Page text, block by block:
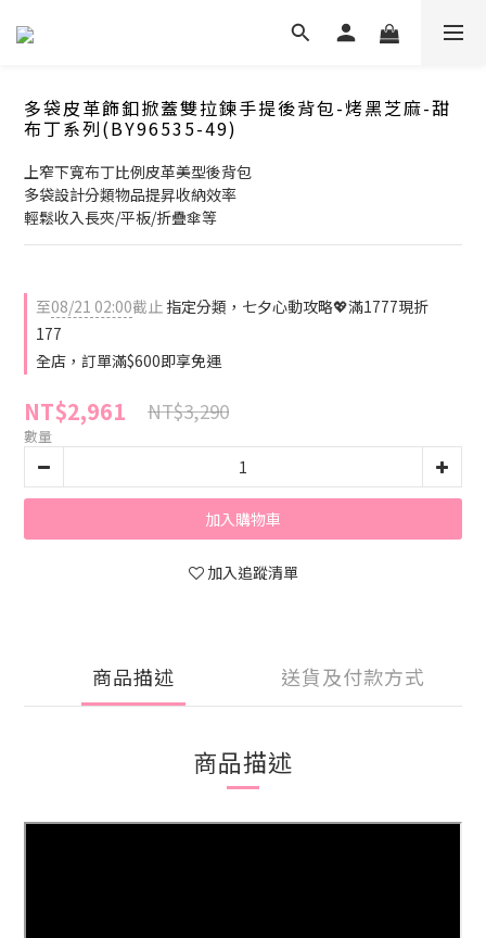
多袋皮革飾釦掀蓋雙拉鍊手提後背包-烤黑芝麻-甜
布丁系列(BY96535-49)
上窄下寬布丁比例皮革美型後背包
多袋設計分類物品提昇收納效率
輕鬆收入長夾/平板/折疊傘等
至08/21 02:00截止 指定分類，七夕心動攻略💖滿1777現折
177
全店，訂單滿$600即享免運
NT$2,961 NT$3,290
數量
加入購物車
加入追蹤清單
商品描述 送貨及付款方式
商品描述